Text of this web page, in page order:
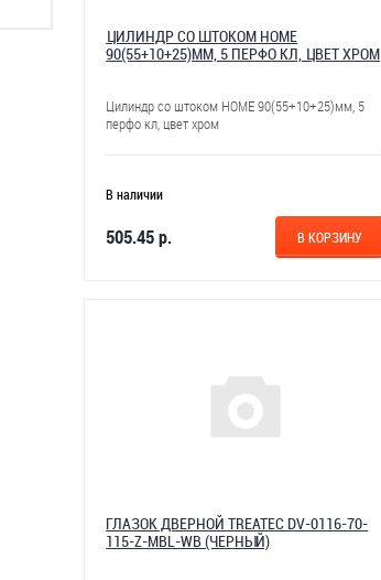
ЦИЛИНДР СО ШТОКОМ HOME
90(55+10+25)ММ, 5 ПЕРФО КЛ, ЦВЕТ ХРОМ
Цилиндр со штоком HOME 90(55+10+25)мм, 5
перфо кл, цвет хром
В наличии
505.45 р. В КОРЗИНУ
ГЛАЗОК ДВЕРНОЙ TREATEC DV-0116-70-
115-Z-MBL-WB (ЧЕРНЫЙ)